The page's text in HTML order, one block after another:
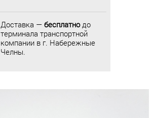
Доставка — бесплатнодо
терминала транспортной
компании в г. Набережные
Челны.
Доставка — бесплатнодо
терминала транспортной
компании в г. Набережные
Челны.